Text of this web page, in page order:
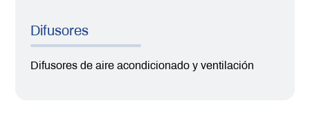
Difusores
Difusores de aire acondicionado y ventilación